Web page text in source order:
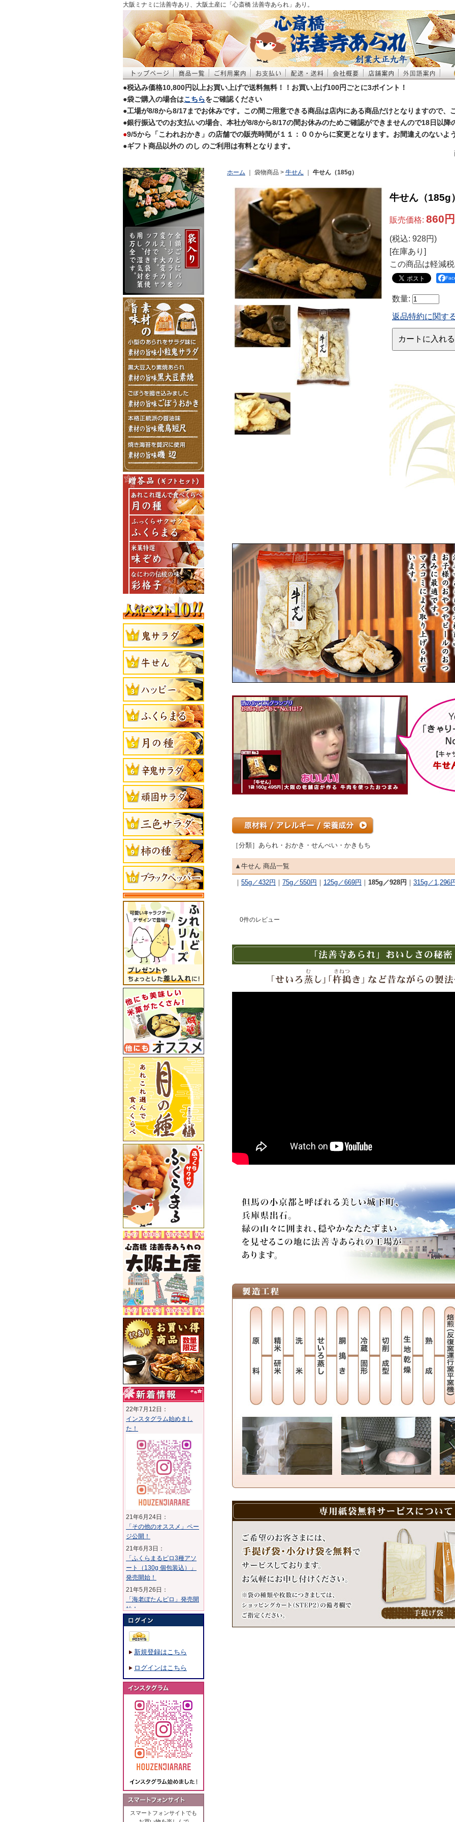
大阪ミナミに法善寺あり、大阪土産に「心斎橋 法善寺あられ」あり。
●税込み価格10,800円以上お買い上げで送料無料！！お買い上げ100円ごとに3ポイント！
●袋ご購入の場合はこちらをご確認ください
●工場が8/8から8/17までお休みです。この間ご用意できる商品は店内にある商品だけとなりますので、
●銀行振込でのお支払いの場合、本社が8/8から8/17の間お休みのためご確認ができませんので18日以降
●9/5から「こわれおかき」の店舗での販売時間が１１：００からに変更となります。お間違えのないよ
●ギフト商品以外の のし のご利用は有料となります。
22年7月12日：
インスタグラム始めまし
た！
21年6月24日：
「その他のオススメ」ペー
ジ公開！
21年6月3日：
「ふくらまるピロ3種アソ
ート（130g 個包装込）」
発売開始！
21年5月26日：
「海老ぼたんピロ」発売開
始！
20年10月30日：
20年8月11日：
「穂錦」発売開始！
19年7月15日：
まる」発売開始！
19年1月28日：
「海鮮のあられ」発売開
始！
18年8月7日：
「撰米あられ」発売開始！
18年5月18日：
「ひび割れ醤油味」発売開
始！
18年3月5日：
「大阪風景あられ」発売開
始！
17年11月16日：
「こげめしつぶ煎」発売開
新規登録はこちら
ログインはこちら
スマートフォンサイトでも
ホーム ｜ 袋物商品 > 牛せん 牛せん（185g）
牛せん（185g
販売価格: 860円
(税込: 928円)
[在庫あり]
この商品は軽減
数量:
返品特約に関す
［分類］あられ・おかき・せんべい・かきもち
▲牛せん 商品一覧
｜ 55g／432円 ｜ 75g／550円 ｜ 125g／669円 ｜ 185g／928円 ｜ 315g／1,296
0件のレビュー